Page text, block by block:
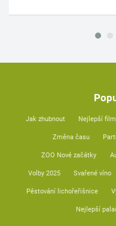
Jak zhubnout Nejlepší
Změna času
ZOO Nové začátky
Volby 2025 Svařené víno
Pěstování lichořeřišnice
Nejlepší